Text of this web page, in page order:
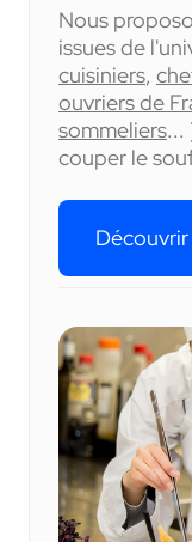
Nous
issues de
cuisiniers,
ouvriers de
sommeliers...
couper le
Découvrir